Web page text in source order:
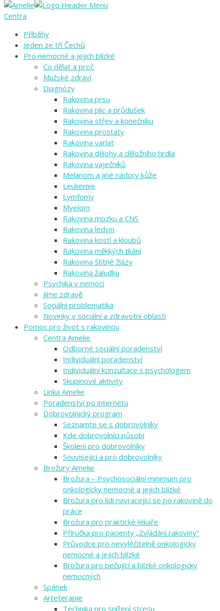
Centra
Příběhy
Jeden ze tří Čechů
Pro nemocné a jejich blízké
Co dělat a proč
Mužské zdraví
Diagnózy
Rakovina prsu
Rakovina plic a průdušek
Rakovina střev a konečníku
Rakovina prostaty
Rakovina varlat
Rakovina dělohy a děložního hrdla
Rakovina vaječníků
Melanom a jiné nádory kůže
Leukemie
Lymfomy
Myelom
Rakovina mozku a CNS
Rakovina ledvin
Rakovina kostí a kloubů
Rakovina měkkých tkání
Rakovina štítné žlázy
Rakovina žaludku
Psychika v nemoci
Jíme zdravě
Sociální problematika
Novinky v sociální a zdravotní oblasti
Pomoc pro život s rakovinou
Centra Amelie
Odborné sociální poradenství
Individuální poradenství
Individuální konzultace s psychologem
Skupinové aktivity
Linka Amelie
Poradenství po internetu
Dobrovolnický program
Seznamte se s dobrovolníky
Kde dobrovolníci působí
Školení pro dobrovolníky
Související a pro dobrovolníky
Brožury Amelie
Brožura – Psychosociální minimum pro
onkologicky nemocné a jejich blízké
Brožura pro lidi navracející se po rakovině do
práce
Brožura pro praktické lékaře
Příručka pro pacienty „Zvládání rakoviny“
Průvodce pro nevyléčitelně onkologicky
nemocné a jejich blízké
Brožura pro pečující a blízké onkologicky
nemocných
Spánek
Arteterapie
Technika pro snížení stresu